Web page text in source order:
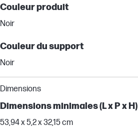
Couleur produit
Noir
Couleur du support
Noir
Dimensions
Dimensions minimales (L x P x H)
53,94 x 5,2 x 32,15 cm